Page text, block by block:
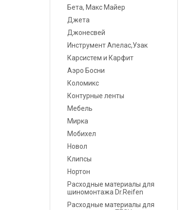
Ремонт пластика
Средства индивидуальной
защиты (СИЗ)
Маскировочные
Салфетки протирочные
Емкости, ситечки, PPS,
палочки для
размешивания, линейки
Средства защиты
Крепежные системы
Батарейки и
Бета, Макс Майер
Джета
Джонесвей
Инструмент Апелас,Узак
Карсистем и Карфит
Аэро Босни
Коломикс
Контурные ленты
Мебель
Мирка
Мобихел
Новол
Клипсы
Нортон
Расходные материалы для
шиномонтажа Dr.Reifen
Расходные материалы для